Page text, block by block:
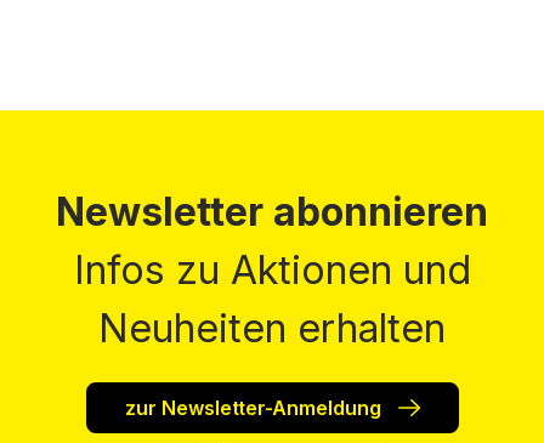
Newsletter abonnieren
Infos zu Aktionen und
Neuheiten erhalten
zur Newsletter-Anmeldung